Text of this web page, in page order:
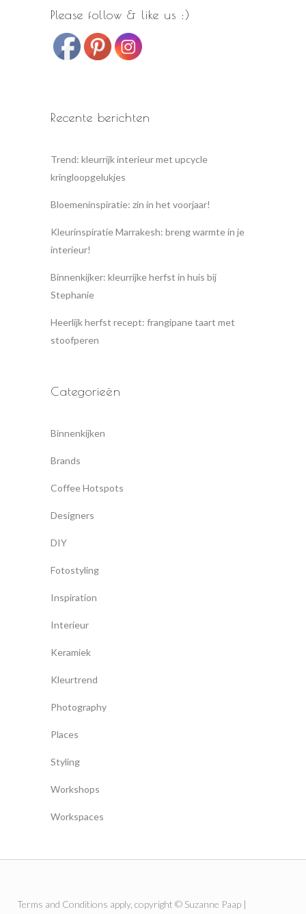
Please follow & like us :)
Recente berichten
Trend: kleurrijk interieur met upcycle
kringloopgelukjes
Bloemeninspiratie: zin in het voorjaar!
Kleurinspiratie Marrakesh: breng warmte in je
interieur!
Binnenkijker: kleurrijke herfst in huis bij
Stephanie
Heerlijk herfst recept: frangipane taart met
stoofperen
Categorieën
Binnenkijken
Brands
Coffee Hotspots
Designers
DIY
Fotostyling
Inspiration
Interieur
Keramiek
Kleurtrend
Photography
Places
Styling
Workshops
Workspaces
Terms and Conditions apply, copyright © Suzanne Paap |